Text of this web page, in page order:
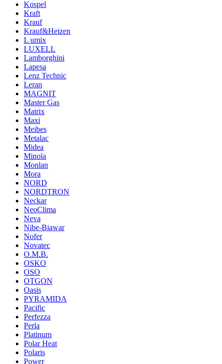
Kospel
Kraft
Krauf
Krauf&Heizen
L umix
LUXELL
Lamborghini
Lapesa
Lenz Technic
Leran
MAGNIT
Master Gas
Matrix
Maxi
Meibes
Metalac
Midea
Minola
Monlan
Mora
NORD
NORDTRON
Neckar
NeoClima
Neva
Nibe-Biawar
Nofer
Novatec
O.M.B.
OSKO
OSO
OTGON
Oasis
PYRAMIDA
Pacific
Perfezza
Perla
Platinum
Polar Heat
Polaris
Power